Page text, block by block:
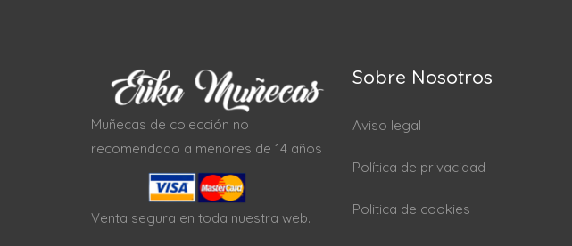
Muñecas de colección no
recomendado a menores de 14 años
Venta segura en toda nuestra web.
Sobre Nosotros
Aviso legal
Política de privacidad
Politica de cookies